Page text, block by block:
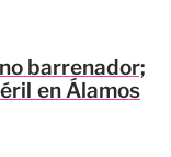
barrenador;
en Álamos